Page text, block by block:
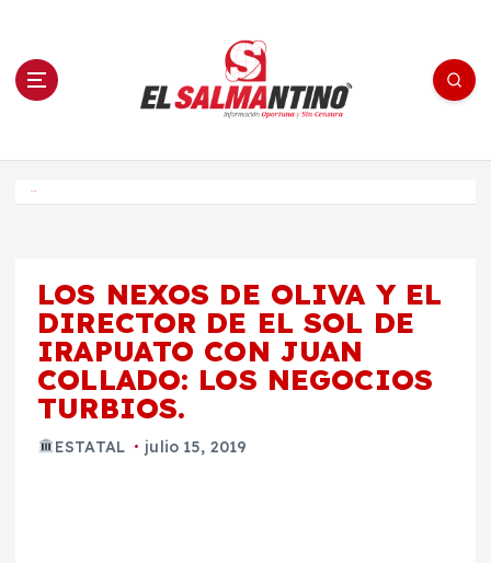
n El Salmantino - medios/noticias/editorial
LOS NEXOS DE OLIVA Y EL
DIRECTOR DE EL SOL DE
IRAPUATO CON JUAN
COLLADO: LOS NEGOCIOS
TURBIOS.
ESTATAL julio 15, 2019